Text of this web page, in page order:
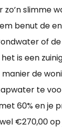
zo’n slimme
benut de
of
is een
de
te
60% en je
€270,00 op